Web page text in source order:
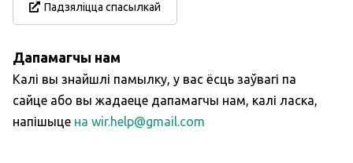
Падзяліцца спасылкай
Дапамагчы нам
Калі вы знайшлі памылку, у вас ёсць заўвагі па
сайце або вы жадаеце дапамагчы нам, калі ласка,
напішыце на wir.help@gmail.com